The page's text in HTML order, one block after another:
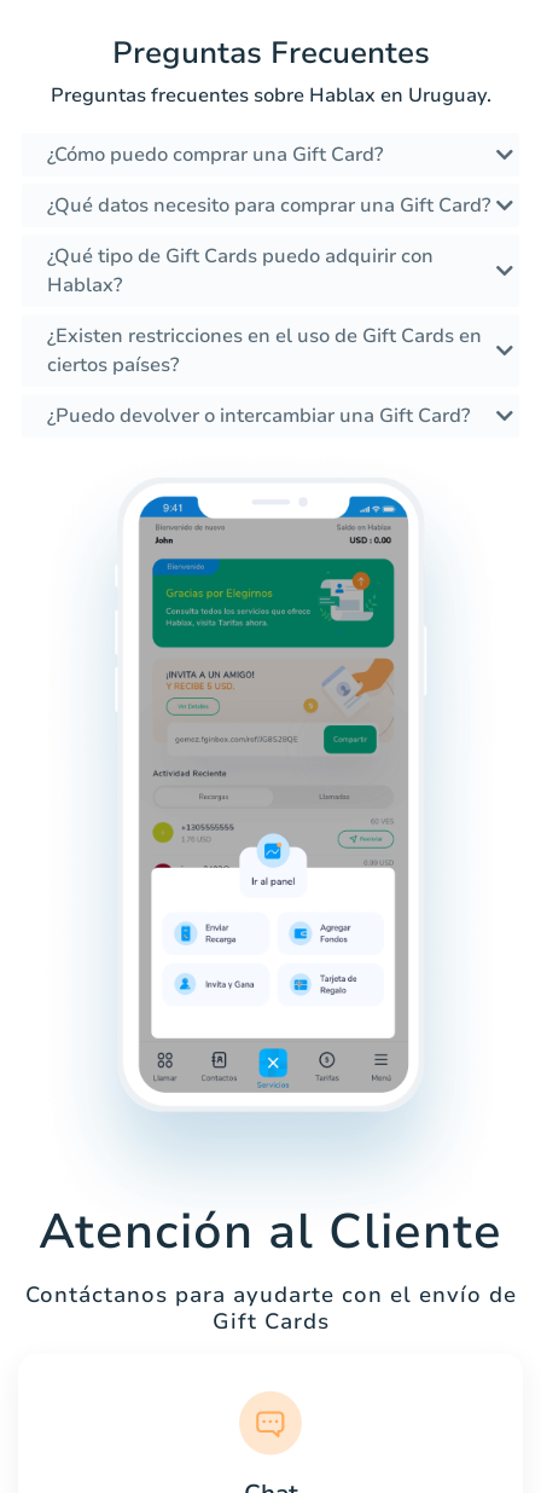
Preguntas Frecuentes
Preguntas frecuentes sobre Hablax en Uruguay.
¿Cómo puedo comprar una Gift Card?
¿Qué datos necesito para comprar una Gift Card?
¿Qué tipo de Gift Cards puedo adquirir con
Hablax?
¿Existen restricciones en el uso de Gift Cards en
ciertos países?
¿Puedo devolver o intercambiar una Gift Card?
Atención al Cliente
Contáctanos para ayudarte con el envío de
Gift Cards